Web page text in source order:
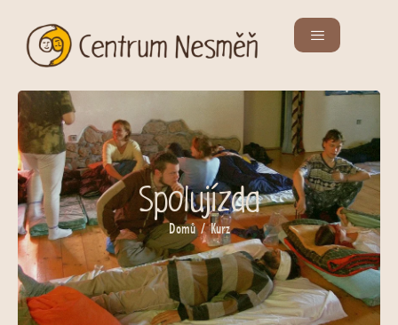
Spolujízda
Domů/ Kurz